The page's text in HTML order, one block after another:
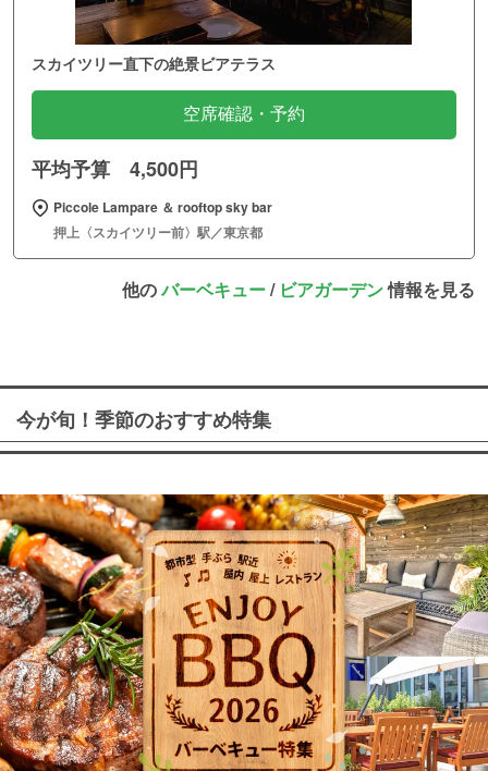
スカイツリー直下の絶景ビアテラス
空席確認・予約
平均予算 4,500円
Piccole Lampare ＆ rooftop sky bar
押上〈スカイツリー前〉駅／東京都
他のバーベキュー/ ビアガーデン情報を見る
今が旬！季節のおすすめ特集